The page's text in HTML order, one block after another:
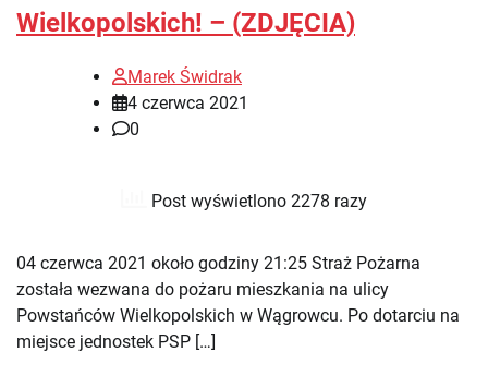
Wielkopolskich! – (ZDJĘCIA)
Marek Świdrak
4 czerwca 2021
0
Post wyświetlono 2278 razy
04 czerwca 2021 około godziny 21:25 Straż Pożarna
została wezwana do pożaru mieszkania na ulicy
Powstańców Wielkopolskich w Wągrowcu. Po dotarciu na
miejsce jednostek PSP […]